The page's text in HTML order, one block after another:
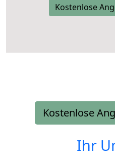
Kostenlose
Kostenlose
Ihr